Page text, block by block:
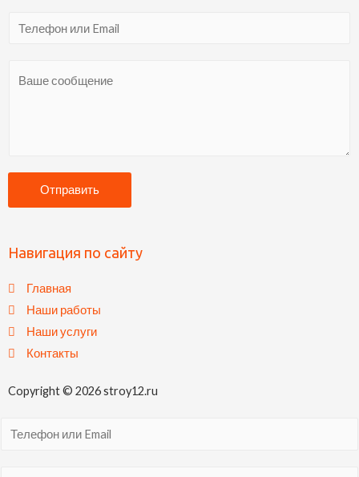
Отправить
Навигация по сайту
Главная
Наши работы
Наши услуги
Контакты
Copyright © 2026 stroy12.ru